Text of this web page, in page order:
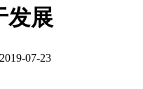
发展
07-23